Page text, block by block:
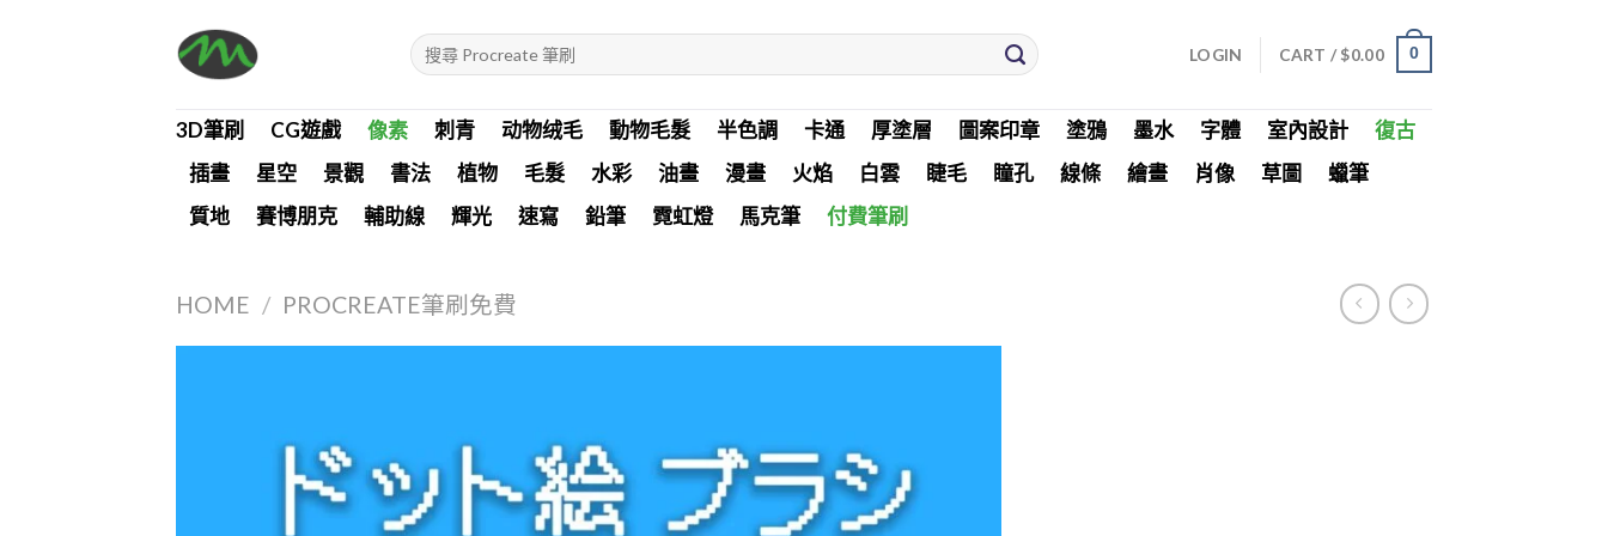
Search
for:
LOGIN CART /$0.00 0
3D筆刷 CG遊戲 像素 刺青 动物绒毛 動物毛髮 半色調 卡通 厚塗層 圖案印章 塗鴉 墨水 字體 室內設計
復古
插畫
星空 景觀 書法 植物 毛髮 水彩 油畫 漫畫 火焰 白雲 睫毛 瞳孔 線條 繪畫 肖像 草圖
蠟筆
質地
賽博朋克 輔助線 輝光 速寫 鉛筆 霓虹燈 馬克筆 付費筆刷
HOME / PROCREATE筆刷免費